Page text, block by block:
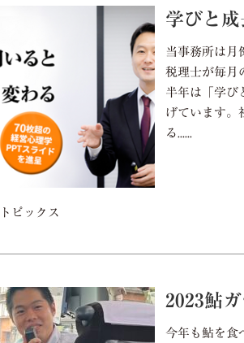
トピックス
学びと
当事務所は月
税理士が毎月
半年は「学び
げています。
る......
2023鮎
今年も鮎を食